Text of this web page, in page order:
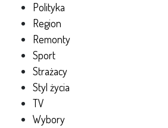
Polityka
Region
Remonty
Sport
Strażacy
Styl życia
TV
Wybory